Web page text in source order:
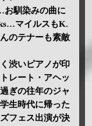
お馴染みの曲に
マイルスもK.
のテナーも素敵
渋いピアノが印
レート・アヘッ
ぎの往年のジャ
生時代に帰った
フェス出演が決